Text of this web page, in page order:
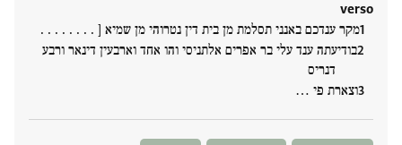
verso
מקר ענדכם באנני תסלמת מן בית דין נטרוהי מן שמיא [ . . . . . . . .
בודיעתה ענד עלי בר אפרים אלתניסי והו אחד וארבעין דינאר ורבע
דנריס
וצארת פי ‮…